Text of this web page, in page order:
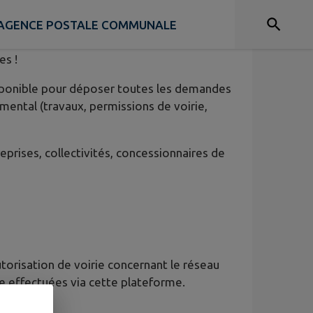
POSTALE COMMUNALE
!
pour déposer toutes les demandes
(travaux, permissions de voirie,
collectivités, concessionnaires de
de voirie concernant le réseau
via cette plateforme.